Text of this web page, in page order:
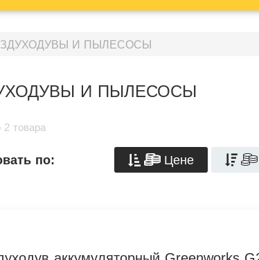
И ПЫЛЕСОСЫ
И ПЫЛЕСОСЫ
товара
по: Цене